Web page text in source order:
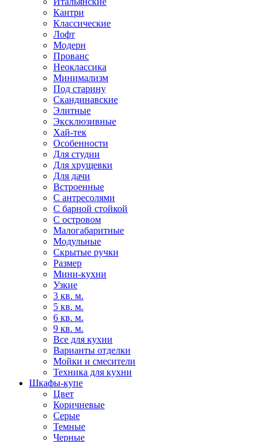
Кантри
Классические
Лофт
Модерн
Прованс
Неоклассика
Минимализм
Под старину
Скандинавские
Элитные
Эксклюзивные
Хай-тек
Особенности
Для студии
Для хрущевки
Для дачи
Встроенные
С антресолями
С барной стойкой
С островом
Малогабаритные
Модульные
Скрытые ручки
Размер
Мини-кухни
Узкие
3 кв. м.
5 кв. м.
6 кв. м.
9 кв. м.
Все для кухни
Варианты отделки
Мойки и смесители
Техника для кухни
Шкафы-купе
Цвет
Коричневые
Серые
Темные
Черные